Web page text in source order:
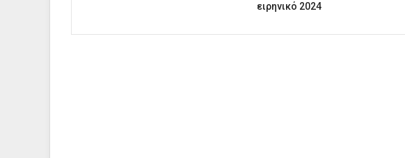
ειρηνικό 2024